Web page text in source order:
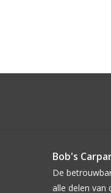
Bob's
De
alle delen van